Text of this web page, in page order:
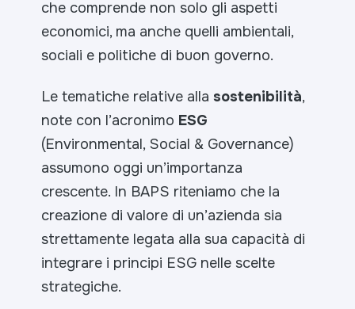
che comprende non solo gli aspetti
economici, ma anche quelli ambientali,
sociali e politiche di buon governo.
Le tematiche relative alla sostenibilità,
note con l’acronimo ESG
(Environmental, Social & Governance)
assumono oggi un’importanza
crescente. In BAPS riteniamo che la
creazione di valore di un’azienda sia
strettamente legata alla sua capacità di
integrare i principi ESG nelle scelte
strategiche.